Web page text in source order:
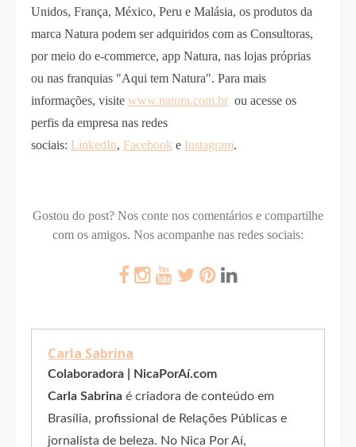
Unidos, França, México, Peru e Malásia, os produtos da
marca Natura podem ser adquiridos com as Consultoras,
por meio do e-commerce, app Natura, nas lojas próprias
ou nas franquias "Aqui tem Natura". Para mais
informações, visite www.natura.com.brou acesse os
perfis da empresa nas redes
sociais: LinkedIn, Facebook e Instagram.
Gostou do post? Nos conte nos comentários e compartilhe
com os amigos. Nos acompanhe nas redes sociais:
Carla Sabrina
Colaboradora | NicaPorAí.com
Carla Sabrinaé criadora de conteúdo em
Brasília, profissional de Relações Públicas e
jornalista de beleza. No Nica Por Aí,